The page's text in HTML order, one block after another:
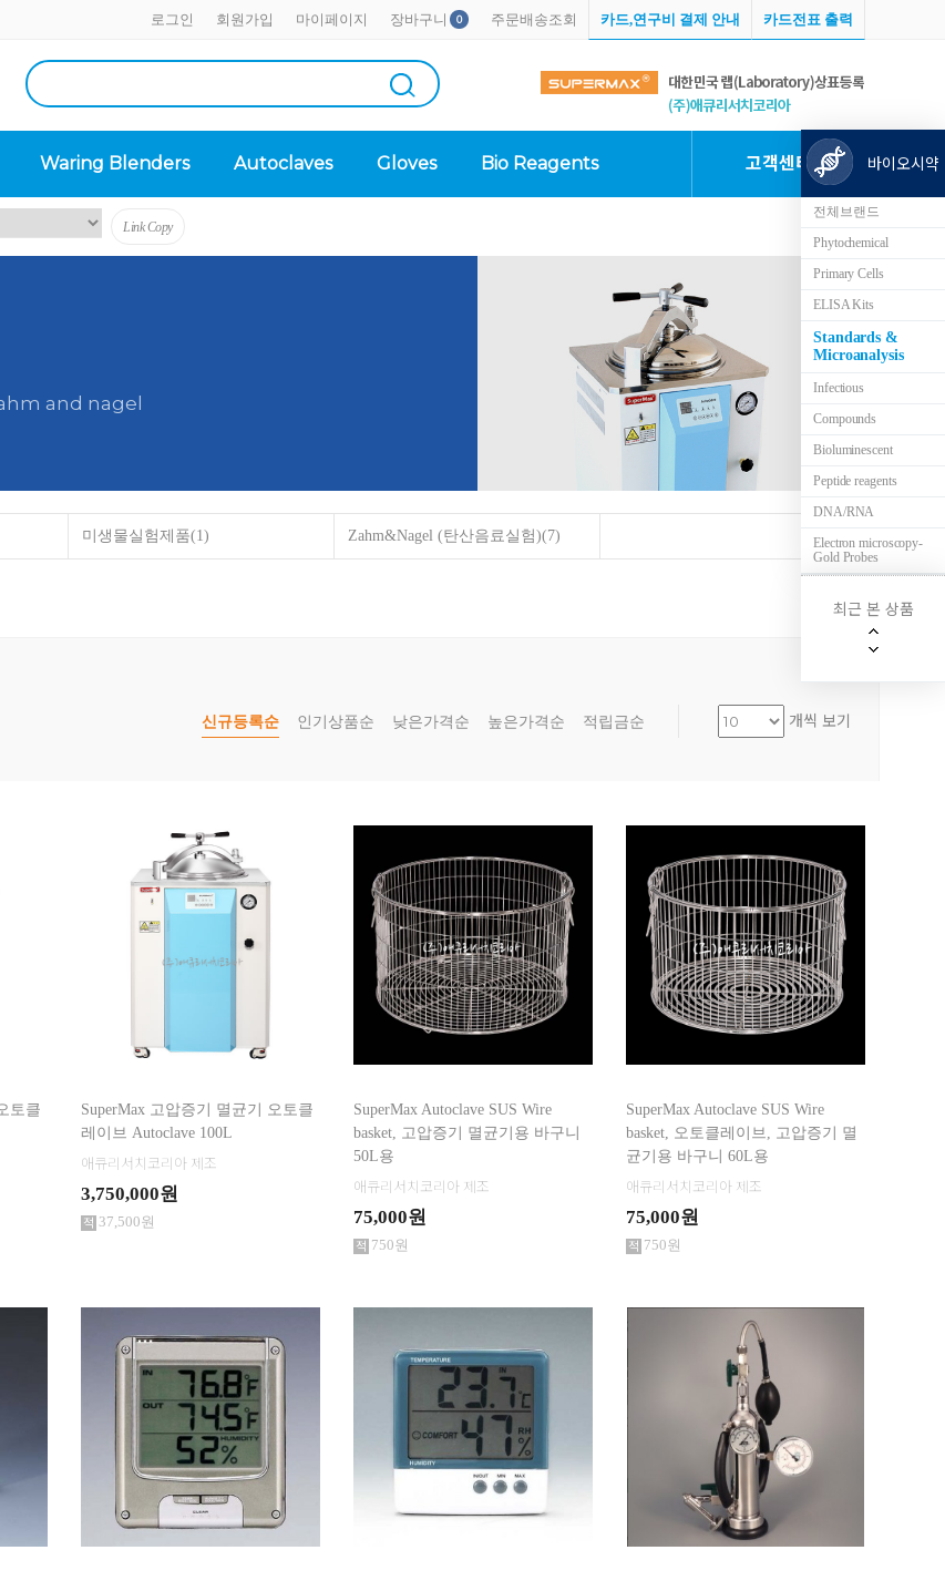
로그인 회원가입 마이페이지 장바구니 0 주문배송조회 카드,연구비 결제 안내 카드전표 출력
Waring Blenders Autoclaves Gloves Bio Reagents 고객센터
Link Copy
and nagel
미생물실험제품(1) Zahm&Nagel (탄산음료실험)(7)
험)
×
개씩 보기
신규등록순 인기상품순 낮은가격순 높은가격순 적립금순
토클
SuperMax 고압증기 멸균기 오토클
레이브 Autoclave 100L
애큐리서치코리아 제조
3,750,000원
37,500원
SuperMax Autoclave SUS Wire
basket, 고압증기 멸균기용 바구니
50L용
애큐리서치코리아 제조
75,000원
750원
SuperMax Autoclave SUS Wire
basket, 오토클레이브, 고압증기 멸
균기용 바구니 60L용
애큐리서치코리아 제조
75,000원
750원
바이오시약
전체브랜드
Phytochemical
Primary Cells
ELISA Kits
Standards &
Microanalysis
Infectious
Compounds
Bioluminescent
Peptide reagents
DNA/RNA
Electron microscopy-
Gold Probes
최근 본 상품